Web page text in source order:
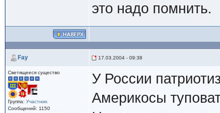
это надо помнить.
Fay 17.03.2004 - 09:38
Светящееся существо
Группа: Участник
Сообщений: 1150
У России
Америкосы